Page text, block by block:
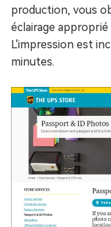
production, vous
éclairage
L'impression est
minutes.